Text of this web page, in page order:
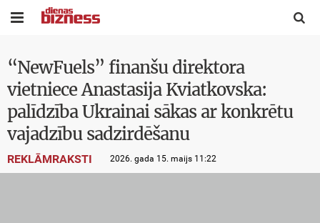
 
“NewFuels” finanšu direktora
vietniece Anastasija Kviatkovska:
palīdzība Ukrainai sākas ar konkrētu
vajadzību sadzirdēšanu
REKLĀMRAKSTI 2026. gada 15. maijs 11:22